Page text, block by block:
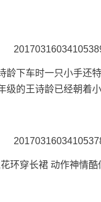
龄下车时一只小手还
级的王诗龄已经朝着
环穿长裙 动作神情酷